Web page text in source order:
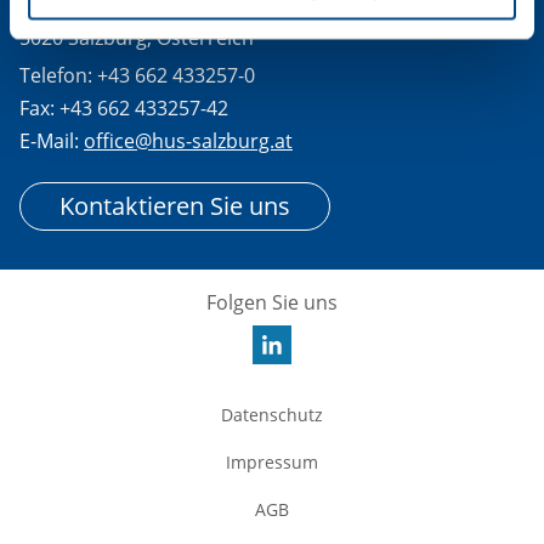
5020 Salzburg, Österreich
Telefon: +43 662 433257-0
Fax: +43 662 433257-42
E-Mail: office@hus-salzburg.at
Kontaktieren Sie uns
Folgen Sie uns
Datenschutz
Impressum
AGB